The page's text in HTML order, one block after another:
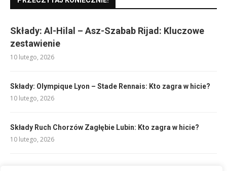
Składy: Al-Hilal – Asz-Szabab Rijad: Kluczowe
zestawienie
10 lutego, 2026
Składy: Olympique Lyon – Stade Rennais: Kto zagra w hicie?
10 lutego, 2026
Składy Ruch Chorzów Zagłębie Lubin: Kto zagra w hicie?
10 lutego, 2026